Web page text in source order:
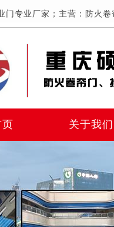
门专业厂家；主营：防火
页 关于我们